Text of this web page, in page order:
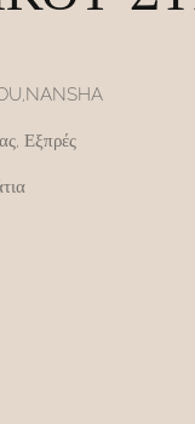
Εξπρές